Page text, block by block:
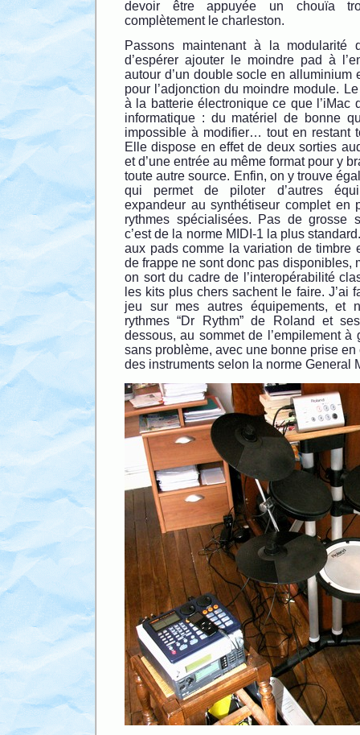
devoir être appuyée un chouïa
complètement le charleston.
Passons maintenant à la modularité
d’espérer ajouter le moindre pad à
autour d’un double socle en alluminium
pour l’adjonction du moindre module.
à la batterie électronique ce que l’iMac
informatique : du matériel de bonne
impossible à modifier… tout en restant
Elle dispose en effet de deux sorties
et d’une entrée au même format pour y
toute autre source. Enfin, on y trouve
qui permet de piloter d’autres
expandeur au synthétiseur complet en
rythmes spécialisées. Pas de grosse
c’est de la norme MIDI-1 la plus
aux pads comme la variation de timbre
de frappe ne sont donc pas disponibles,
on sort du cadre de l’interopérabilité
les kits plus chers sachent le faire. J’ai
jeu sur mes autres équipements, et
rythmes “Dr Rythm” de Roland et
dessous, au sommet de l’empilement à
sans problème, avec une bonne prise
des instruments selon la norme General